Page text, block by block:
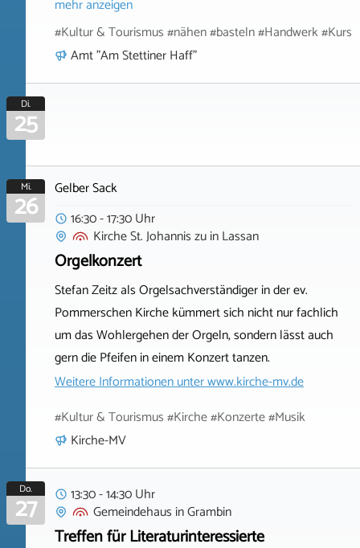
mehr anzeigen
#Kultur & Tourismus #nähen #basteln #Handwerk #Kurs
Amt "Am Stettiner Haff"
Di.
25
Mi.
26
Gelber Sack
16:30 - 17:30 Uhr
Kirche St. Johannis zuinLassan
Orgelkonzert
Stefan Zeitz als Orgelsachverständiger in der ev.
Pommerschen Kirche kümmert sich nicht nur fachlich
um das Wohlergehen der Orgeln, sondern lässt auch
gern die Pfeifen in einem Konzert tanzen.
Weitere Informationen unterwww.kirche-mv.de
#Kultur & Tourismus #Kirche #Konzerte #Musik
Kirche-MV
Do.
27
13:30 - 14:30 Uhr
Gemeindehaus inGrambin
Treffen für Literaturinteressierte